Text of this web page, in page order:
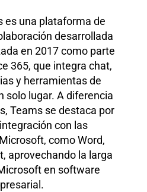
es una plataforma de
desarrollada
en 2017 como parte
365, que integra chat,
y herramientas de
solo lugar. A diferencia
Teams se destaca por
con las
como Word,
aprovechando la larga
en software